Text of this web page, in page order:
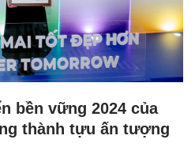
bền vững 2024 của
thành tựu ấn tượng